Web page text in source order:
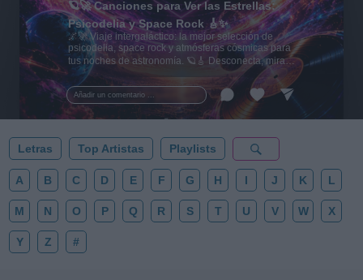
Añadir un comentario ...
🪐🚀 Canciones para Ver las Estrellas:
Psicodelia y Space Rock 🎸✨
🌌🚀 Viaje intergaláctico: la mejor selección de
psicodelia, space rock y atmósferas cósmicas para
tus noches de astronomía. 🪐🎸 Desconecta, mira
al firmamento y siente la gravedad cero. 💾 ¡Guarda
esta colección para tu próxima noche estrellada!
✨⭐
Letras Top Artistas Playlists
A B C D E F G H I J K L
M N O P Q R S T U V W X
Y Z #